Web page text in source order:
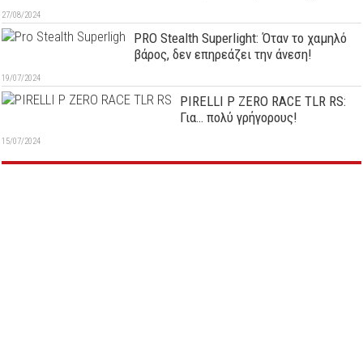
27/08/2024
PRO Stealth Superlight: Όταν το χαμηλό
βάρος, δεν επηρεάζει την άνεση!
19/07/2024
PIRELLI P ZERO RACE TLR RS:
Για… πολύ γρήγορους!
15/07/2024